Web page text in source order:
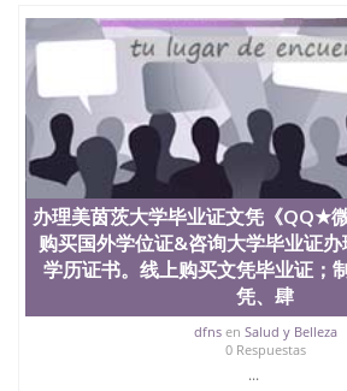
551190476 圣何塞州立大学毕业证（
University）圣何塞州立大学毕业证（
University）圣何塞州立大学毕业证
University）圣何塞州立大学成绩单
University）圣何塞州立大学成绩单
University）圣何塞州立大学成绩单
University）成绩单圣何塞州立大学
State University）圣何塞州立大学（
University）圣何塞州立大学（San
University）圣何塞州立大学（ San
University）圣何塞州立大学（San
University）圣何塞州立大学文凭（
University）圣何塞州立大学文凭（
University）文凭圣何塞州立大学文凭
State University）圣何塞州立大学学
State University）圣何塞州立大学学
State University）圣何塞州立大学学
办理美茵茨大学毕业证文凭《QQ★
购买国外学位证&咨询大学毕业证
学历证书。线上购买文凭毕业证；
凭、肆
dfnsen Salud y Belleza
0 Respuestas
...